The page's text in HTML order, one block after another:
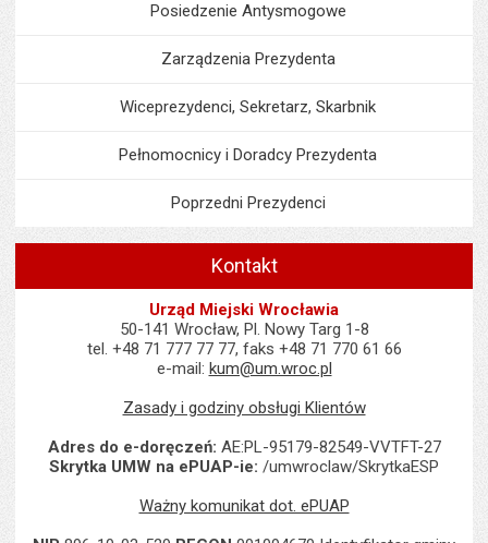
Posiedzenie Antysmogowe
Zarządzenia Prezydenta
Wiceprezydenci, Sekretarz, Skarbnik
Pełnomocnicy i Doradcy Prezydenta
Poprzedni Prezydenci
Kontakt
Urząd Miejski Wrocławia
50-141 Wrocław, Pl. Nowy Targ 1-8
tel. +48 71 777 77 77, faks +48 71 770 61 66
e-mail: kum@um.wroc.pl
Zasady i godziny obsługi Klientów
Adres do e-doręczeń: AE:PL-95179-82549-VVTFT-27
Skrytka UMW na ePUAP-ie: /umwroclaw/SkrytkaESP
Ważny komunikat dot. ePUAP